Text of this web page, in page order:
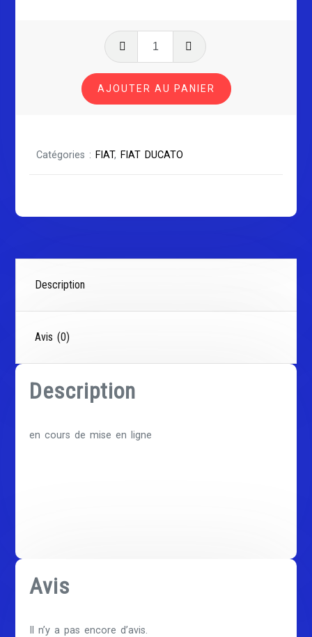
quantité
FIAT
FIORINO
Série
AJOUTER AU PANIER
Catégories : FIAT, FIAT DUCATO
Description
Avis (0)
Description
en cours de mise en ligne
Avis
Il n’y a pas encore d’avis.